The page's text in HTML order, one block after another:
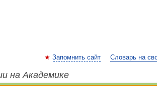
Запомнить сайт Словарь на
на Академике